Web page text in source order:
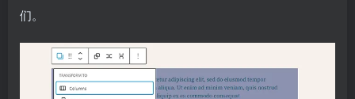
们。